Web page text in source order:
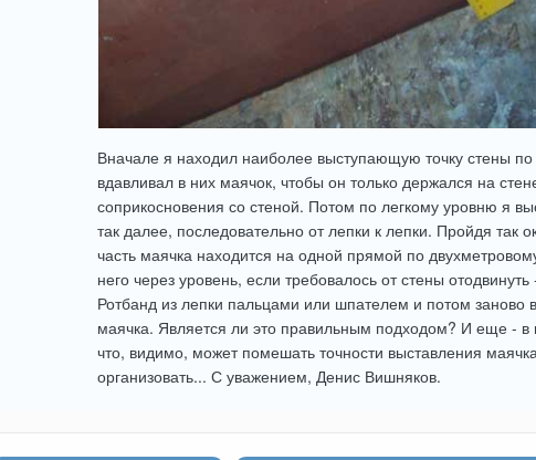
Вначале я находил наиболее выступающую точку стены
вдавливал в них маячок, чтобы он только держался на
соприкосновения со стеной. Потом по легкому уровню я
так далее, последовательно от лепки к лепки. Пройдя так
часть маячка находится на одной прямой по
него через уровень, если требовалось от стены
Ротбанд из лепки пальцами или шпателем и потом заново
маячка. Является ли это правильным подходом? И еще - в
что, видимо, может помешать точности выставления
организовать... С уважением, Денис Вишняков.